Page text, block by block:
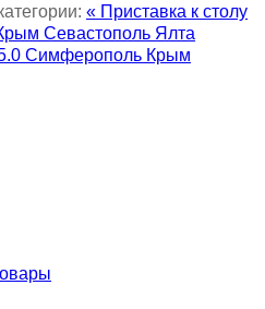
« Приставка к столу
Севастополь Ялта
5.0 Симферополь Крым